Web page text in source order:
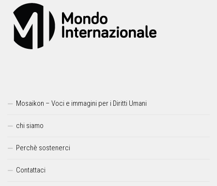
Mosaikon – Voci e immagini per i Diritti Umani
chi siamo
Perchè sostenerci
Contattaci